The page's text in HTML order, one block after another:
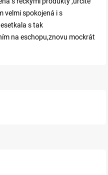
velmi spokojená i s
s tak
na eschopu,znovu mockrát